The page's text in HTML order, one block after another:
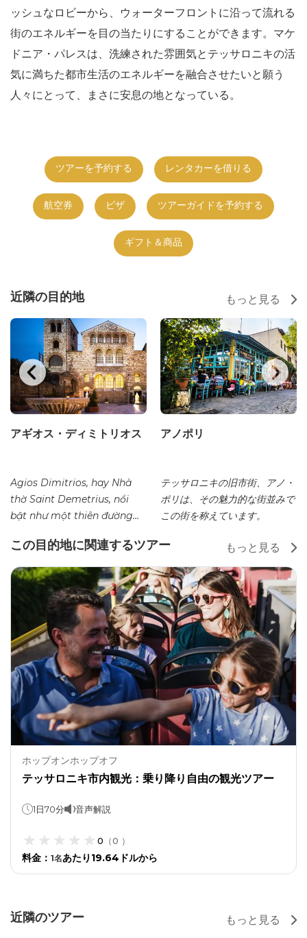
ッシュなロビーから、ウォーターフロントに沿って流れる
街のエネルギーを目の当たりにすることができます。マケ
ドニア・パレスは、洗練された雰囲気とテッサロニキの活
気に満ちた都市生活のエネルギーを融合させたいと願う
人々にとって、まさに安息の地となっている。
ツアーを予約する レンタカーを借りる
航空券 ビザ ツアーガイドを予約する
ギフト＆商品
近隣の目的地 もっと見る
アギオス・ディミトリオス
Agios Dimitrios, hay Nhà
thờ Saint Demetrius, nổi
bật như một thiên đường...
アノポリ
テッサロニキの旧市街、アノ・
ポリは、その魅力的な街並みで
この街を称えています。
この目的地に関連するツアー もっと見る
ホップオンホップオフ
テッサロニキ市内観光：乗り降り自由の観光ツアー
1日70分 音声解説
0 （0 ）
料金 ： 1名あたり19.64ドルから
近隣のツアー もっと見る